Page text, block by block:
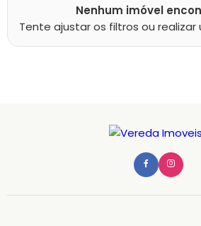
Nenhum imóvel
Tente ajustar os filtros ou realizar